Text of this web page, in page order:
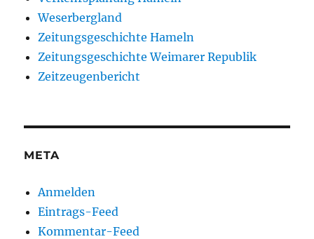
Weserbergland
Zeitungsgeschichte Hameln
Zeitungsgeschichte Weimarer Republik
Zeitzeugenbericht
META
Anmelden
Eintrags-Feed
Kommentar-Feed